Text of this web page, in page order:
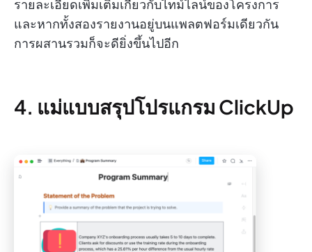
รายละเอียดเพิ่มเติมเกี่ยวกับไทม์ไลน์ของโครงการ
และหากทั้งสองรายงานอยู่บนแพลตฟอร์มเดียวกัน
การผสานรวมก็จะดียิ่งขึ้นไปอีก
4. แม่แบบสรุปโปรแกรม ClickUp